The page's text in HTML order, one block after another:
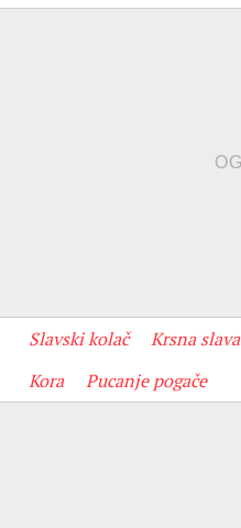
Slavski kolač Krsna slava
Kora
Pucanje pogače